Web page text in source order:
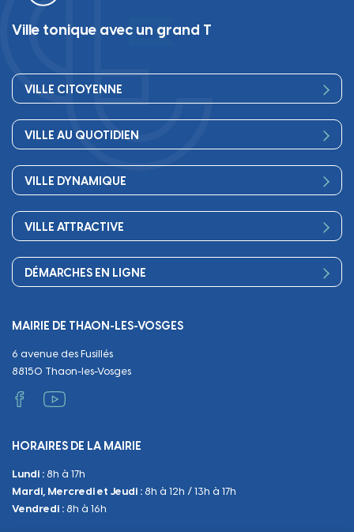
Ville tonique avec un grand T
VILLE CITOYENNE
Conseil Municipal
Les services de la Mairie
Finances
Démocratie participative
Publications
VILLE AU QUOTIDIEN
Petite enfance
Scolarité
Périscolaire
Séniors, social, santé
Circuler
Emploi
VILLE DYNAMIQUE
Culture
Associations
Equipements
VILLE ATTRACTIVE
Commerces et artisanat
Urbanisme
Tranquillité et sécurité
DÉMARCHES EN LIGNE
Décès
Papiers et citoyenneté
Administratif et technique
Manifestations
Urbanisme
Sanitaire et Sécurité
MAIRIE DE THAON-LES-VOSGES
6 avenue des Fusillés
88150 Thaon-les-Vosges
HORAIRES DE LA MAIRIE
Lundi : 8h à 17h
Mardi, Mercredi et Jeudi : 8h à 12h / 13h à 17h
Vendredi : 8h à 16h